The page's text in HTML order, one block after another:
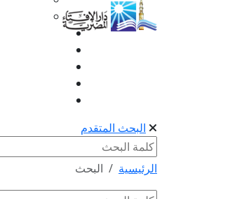
البحث المتقدم
الرئيسية البحث